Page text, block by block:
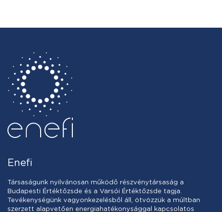
Enefi
Társaságunk nyilvánosan működő részvénytársaság a
Budapesti Értéktőzsde és a Varsói Értéktőzsde tagja.
Tevékenységünk vagyonkezelésből áll, ötvözzük a múltban
szerzett alapvetően energiahatékonysággal kapcsolatos